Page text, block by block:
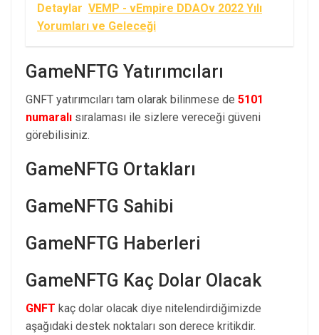
Detaylar VEMP - vEmpire DDAOv 2022 Yılı
Yorumları ve Geleceği
GameNFTG Yatırımcıları
GNFT yatırımcıları tam olarak bilinmese de 5101
numaralı sıralaması ile sizlere vereceği güveni
görebilisiniz.
GameNFTG Ortakları
GameNFTG Sahibi
GameNFTG Haberleri
GameNFTG Kaç Dolar Olacak
GNFT kaç dolar olacak diye nitelendirdiğimizde
aşağıdaki destek noktaları son derece kritikdir.